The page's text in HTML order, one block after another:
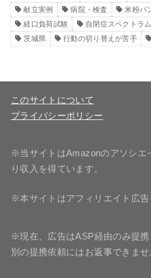
献立実例
病院・検査 米粉パ
経口負荷試験
自閉症スペクトラ
茨城県
行動の切り替えが苦手
このサイトについて
プライバシーポリシー
※当サイトはAmazonのアソシエ
り収入を得ています。
※本サイトはアフィリエイト広告
※現在、広告はASP経由のみ提
別の提携依頼にはお返事できませ